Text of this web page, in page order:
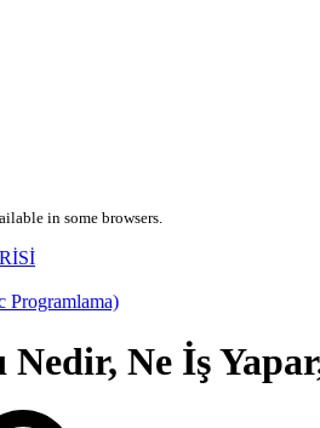
in some browsers.
Programlama)
Nedir, Ne İş